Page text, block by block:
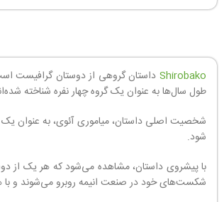
Shirobako داستان گروهی از دوستان گرافیست
طول سال‌ها به عنوان یک گروه چهار نفره شناخته
شخصیت اصلی داستان، میاموری آئوی، به عنوان یک
شود.
با پیشروی داستان، مشاهده می‌شود که هر یک از
شکست‌های خود در صنعت انیمه روبرو می‌شوند و با